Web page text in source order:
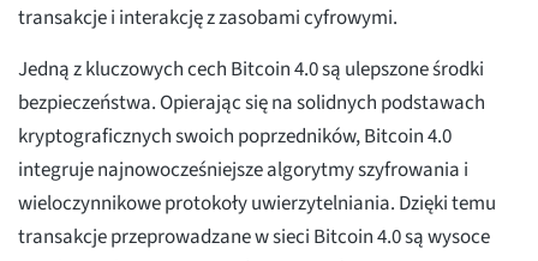
transakcje i interakcję z zasobami cyfrowymi.
Jedną z kluczowych cech Bitcoin 4.0 są ulepszone środki
bezpieczeństwa. Opierając się na solidnych podstawach
kryptograficznych swoich poprzedników, Bitcoin 4.0
integruje najnowocześniejsze algorytmy szyfrowania i
wieloczynnikowe protokoły uwierzytelniania. Dzięki temu
transakcje przeprowadzane w sieci Bitcoin 4.0 są wysoce